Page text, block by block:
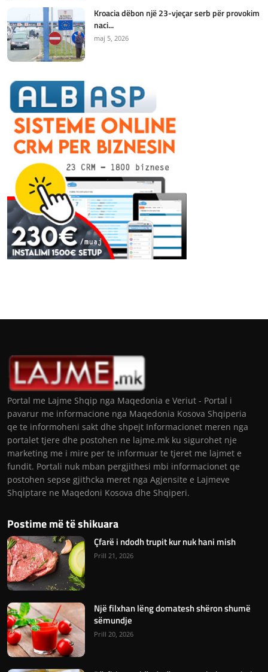
Kroacia dëbon një 23-vjeçar serb për provokim
naci...
maj 5, 2026
Portal me Lajme Shqip nga Maqedonia e Veriut - Portal i
pavarur me informacione nga Maqedonia Kosova Shqiperia
qe te informoheni sakt dhe shpejt Informacionet meren nga
portalet tjere dhe postohen ne lajme.mk ku sigurohet nje
marketing me i mire per te informuar te tjeret me lajmet e
fundit. Portali nuk mban pergjithesi mbi informacionet qe
postohen sepse gjithcka meret nga Agjensite e Lajmeve
Shqiptare ne Maqedoni Kosova dhe Shqiperi.
Postime më të shikuara
Çfarë i ndodh trupit kur nuk hani mish
Prill 21, 2026
Një filxhan lëng domatesh shëron shumë
sëmundje
Prill 20, 2026